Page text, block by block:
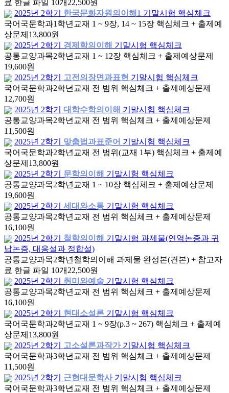
료 한글 파일 10개 22,500원
2025년 2학기
한국문화자원의이해1 기말시험 핵심체크
국어국문학과1학년 교재 1 ~ 9장, 14 ~ 15장 핵심체크 + 출제예
상문제 13,800원
2025년 2학기
경제학의이해 기말시험 핵심체크
공통교양과목2학년 교재 1 ~ 12장 핵심체크 + 출제예상문제
19,600원
2025년 2학기
고전의장면과표현 기말시험 핵심체크
국어국문학과2학년 교재 전 범위 핵심체크 + 출제예상문제
12,700원
2025년 2학기
대학수학의이해 기말시험 핵심체크
공통교양과목2학년 교재 전 범위 핵심체크 + 출제예상문제
11,500원
2025년 2학기
맞춤법과표준어 기말시험 핵심체크
국어국문학과2학년 교재 전 범위(교재 1부) 핵심체크 + 출제예
상문제 13,800원
2025년 2학기
문학의이해 기말시험 핵심체크
공통교양과목2학년 교재 1 ~ 10장 핵심체크 + 출제예상문제
19,600원
2025년 2학기
세대와소통 기말시험 핵심체크
공통교양과목2학년 교재 전 범위 핵심체크 + 출제예상문제
16,100원
2025년 2학기
철학의이해 기말시험 과제물(연역논증과 귀
납논증, 대응설과 정합설)
공통교양과목2학년 철학의이해 과제물 완성본(견본) + 참고자
료 한글 파일 10개 22,500원
2025년 2학기
취미와예술 기말시험 핵심체크
공통교양과목2학년 교재 전 범위 핵심체크 + 출제예상문제
16,100원
2025년 2학기
현대소설론 기말시험 핵심체크
국어국문학과2학년 교재 1 ~ 9장(p.3 ~ 267) 핵심체크 + 출제예
상문제 13,800원
2025년 2학기
고소설론과작가 기말시험 핵심체크
국어국문학과3학년 교재 전 범위 핵심체크 + 출제예상문제
11,500원
2025년 2학기
근현대문학사 기말시험 핵심체크
국어국문학과3학년 교재 전 범위 핵심체크 + 출제예상문제